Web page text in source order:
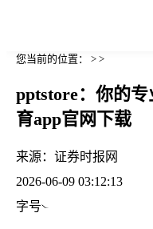
您当前的位置： > >
pptstore：你的
育app官网下载
来源： 证券时报网
2026-06-09 03:12:13
字号